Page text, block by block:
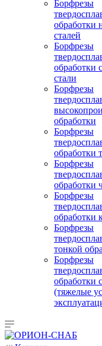
Борфрезы
обработки
сталей
Борфрезы
обработки
стали
Борфрезы
обработки
Борфрезы
обработки
Борфрезы
обработки
Борфрезы
обработки
Борфрезы
тонкой
Борфрезы
обработки
(тяжелые